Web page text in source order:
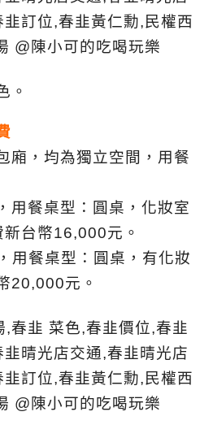
。
廂，均為獨立空間，用餐
用餐桌型：圓桌，化妝室
台幣16,000元。
用餐桌型：圓桌，有化妝
20,000元。